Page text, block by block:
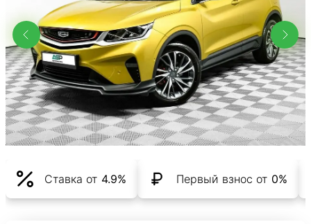
Ставка от 4.9% Первый взнос от 0%